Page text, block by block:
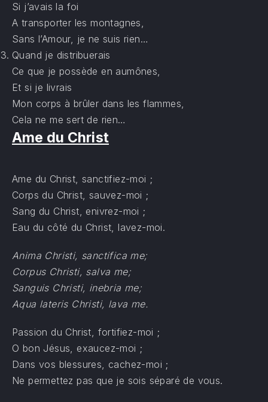
Si j’avais la foi
A transporter les montagnes,
Sans l’Amour, je ne suis rien…
Quand je distribuerais
Ce que je possède en aumônes,
Et si je livrais
Mon corps à brûler dans les flammes,
Cela ne me sert de rien…
Ame du Christ
Ame du Christ, sanctifiez-moi ;
Corps du Christ, sauvez-moi ;
Sang du Christ, enivrez-moi ;
Eau du côté du Christ, lavez-moi.
Anima Christi, sanctifica me;
Corpus Christi, salva me;
Sanguis Christi, inebria me;
Aqua lateris Christi, lava me.
Passion du Christ, fortifiez-moi ;
O bon Jésus, exaucez-moi ;
Dans vos blessures, cachez-moi ;
Ne permettez pas que je sois séparé de vous.